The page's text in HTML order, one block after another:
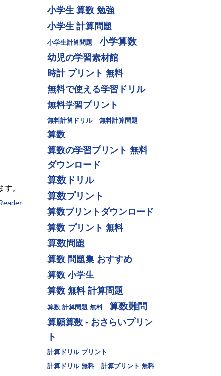
。
小学生 算数 勉強
小学生 計算問題
小学生計算問題
小学算数
幼児の学習素材館
時計 プリント 無料
無料で使える学習ドリル
無料学習プリント
無料計算ドリル 無料計算問題
算数
算数の学習プリント 無料
ダウンロード
算数ドリル
算数プリント
算数プリントダウンロード
算数 プリント 無料
算数問題
算数 問題集 おすすめ
算数 小学生
算数 無料 計算問題
算数 計算問題 無料
算数難問
算願算数 - おさらいプリン
ト
計算ドリル プリント
計算ドリル 無料
計算プリント 無料